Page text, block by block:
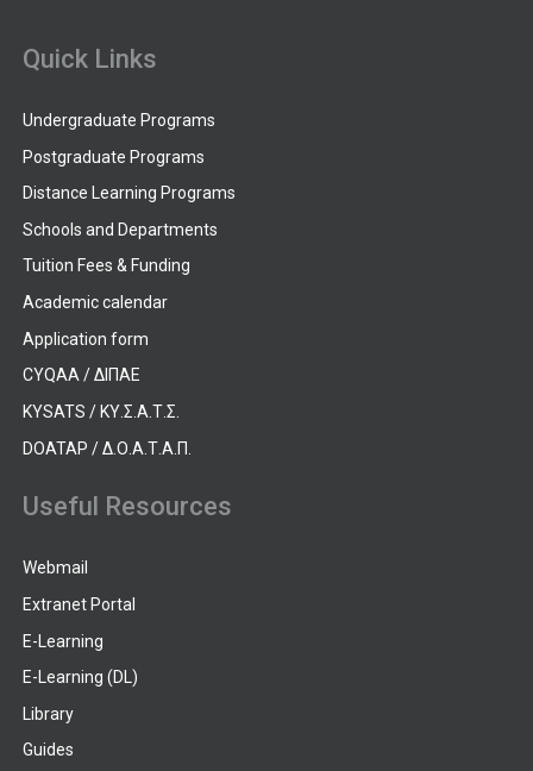
Quick Links
Undergraduate Programs
Postgraduate Programs
Distance Learning Programs
Schools and Departments
Tuition Fees & Funding
Academic calendar
Application form
CYQAA / ΔΙΠΑΕ
KYSATS / ΚΥ.Σ.Α.Τ.Σ.
DOATAP / Δ.Ο.Α.Τ.Α.Π.
Useful Resources
Webmail
Extranet Portal
E-Learning
E-Learning (DL)
Library
Guides